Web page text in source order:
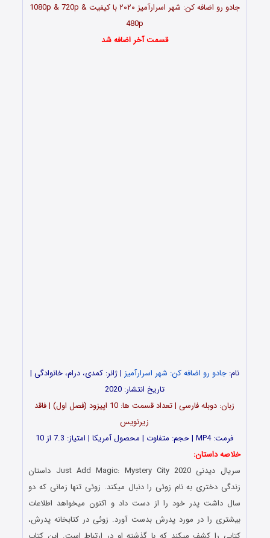
جادو رو اضافه کن: شهر اسرارآمیز ۲۰۲۰ با کیفیت 1080p & 720p &
480p
قسمت آخر اضافه شد
نام:جادو رو اضافه کن: شهر اسرارآمیز | ژانر: کمدی، درام، خانوادگی |
تاریخ انتشار: 2020
زبان: دوبله فارسی | تعداد قسمت ها: 10 اپیزود (فصل اول) | فاقد
زیرنویس
فرمت: MP4 | حجم: متفاوت | محصول آمریکا | امتیاز: 7.3 از 10
خلاصه داستان:
سریال دیدنی Just Add Magic: Mystery City 2020 داستان
زندگی دختری به نام زوئی را دنبال میکند. زوئی تنها زمانی که دو
سال داشت پدر خود را از دست داد و اکنون میخواهد اطلاعات
بیشتری را در مورد پدرش بدست آورد. زوئی در کتابخانه پدرش،